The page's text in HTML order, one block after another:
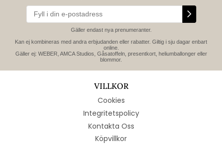
Gäller endast nya prenumeranter.
Kan ej kombineras med andra erbjudanden eller rabatter. Giltig i sju dagar enbart
online.
Gäller ej: WEBER, AMCA Studios, Gåsatoffeln, presentkort, heliumballonger eller
blommor.
VILLKOR
Cookies
Integritetspolicy
Kontakta Oss
Köpvillkor